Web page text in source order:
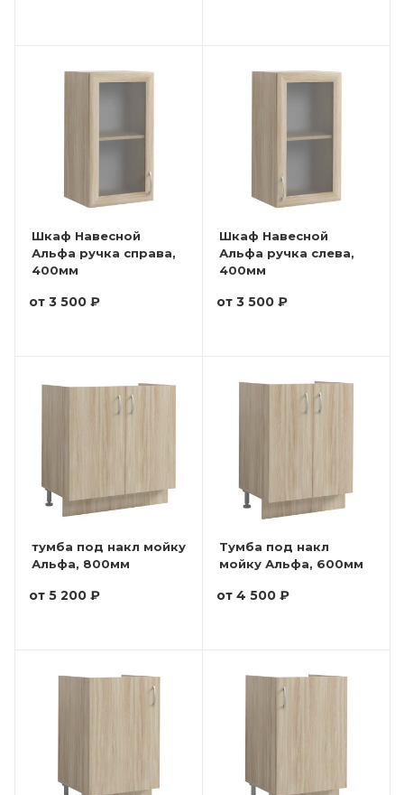
Шкаф Навесной
Альфа ручка справа,
400мм
от 3 500 ₽
Шкаф Навесной
Альфа ручка слева,
400мм
от 3 500 ₽
тумба под накл мойку
Альфа, 800мм
от 5 200 ₽
Тумба под накл
мойку Альфа, 600мм
от 4 500 ₽